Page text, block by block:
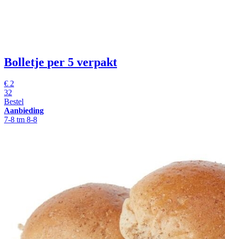
Bolletje per 5 verpakt
€ 2
32
Bestel
Aanbieding
7-8 tm 8-8